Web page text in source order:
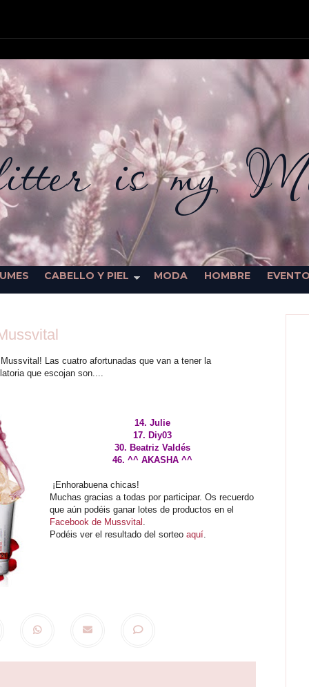
is my
CABELLO Y PIEL MODA HOMBRE
Las cuatro afortunadas que van a tener la
que escojan son....
14. Julie
17. Diy03
30. Beatriz Valdés
46. ^^ AKASHA ^^
¡Enhorabuena chicas!
Muchas gracias a todas por participar. Os recuerdo
que aún podéis ganar lotes de productos en el
Facebook de Mussvital
Podéis ver el resultado del sorteoaquí